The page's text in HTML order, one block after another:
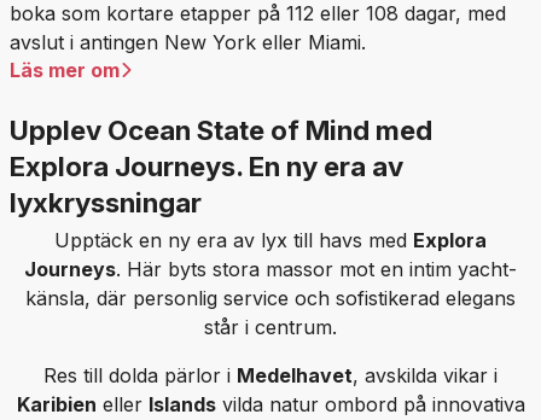
boka som kortare etapper på 112 eller 108 dagar, med
avslut i antingen New York eller Miami.
Läs mer om
Upplev Ocean State of Mind med
Explora Journeys. En ny era av
lyxkryssningar
Upptäck en ny era av lyx till havs med Explora
Journeys. Här byts stora massor mot en intim yacht-
känsla, där personlig service och sofistikerad elegans
står i centrum.
Res till dolda pärlor i Medelhavet, avskilda vikar i
Karibien eller Islandsvilda natur ombord på innovativa